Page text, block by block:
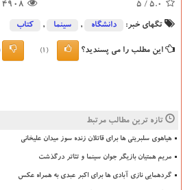
5.0
/ 5
4908
تگهای خبر: دانشگاه‌ , سینما , كتاب
این مطلب را می پسندید؟ (1)
تازه ترین مطالب مرتبط
هیاهوی سلبریتی ها برای قاتلان زنده سوز میدان علیخانی
مریم همتیان بازیگر جوان سینما و تئاتر درگذشت
گردهمایی نازی آبادی ها برای اکبر عبدی به همراه عکس